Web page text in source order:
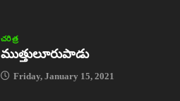
చరిత్ర
ముత్తులూరుపాడు
Friday, January 15, 2021